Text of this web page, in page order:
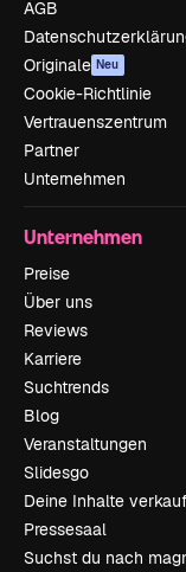
AGB
Originale Neu
Cookie-Richtlinie
Vertrauenszentrum
Partner
Unternehmen
Unternehmen
Preise
Über uns
Reviews
Karriere
Suchtrends
Blog
Veranstaltungen
Slidesgo
Deine Inhalte
Pressesaal
Suchst du nach